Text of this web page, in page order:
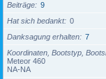
Beiträge
9
Hat sich bedankt
0
Danksagung erhalten
7
Koordinaten, Bootstyp,
Meteor 460
NA-NA